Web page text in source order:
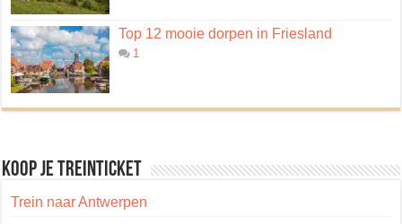
Top 12 mooie dorpen in Friesland
1
Koop je treinticket
Trein naar Antwerpen